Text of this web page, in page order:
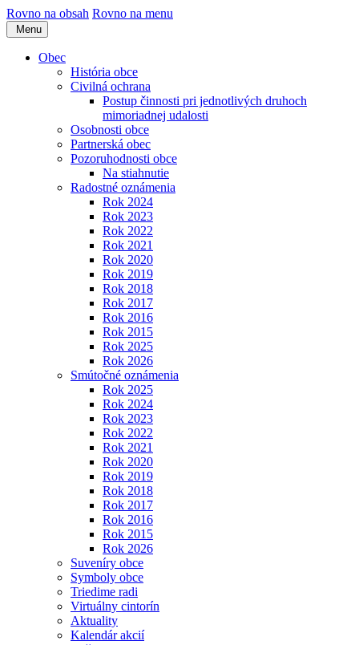
Rovno na obsah Rovno na menu
Menu
Obec
História obce
Civilná ochrana
Postup činnosti pri jednotlivých druhoch
mimoriadnej udalosti
Osobnosti obce
Partnerská obec
Pozoruhodnosti obce
Na stiahnutie
Radostné oznámenia
Rok 2024
Rok 2023
Rok 2022
Rok 2021
Rok 2020
Rok 2019
Rok 2018
Rok 2017
Rok 2016
Rok 2015
Rok 2025
Rok 2026
Smútočné oznámenia
Rok 2025
Rok 2024
Rok 2023
Rok 2022
Rok 2021
Rok 2020
Rok 2019
Rok 2018
Rok 2017
Rok 2016
Rok 2015
Rok 2026
Suveníry obce
Symboly obce
Triedime radi
Virtuálny cintorín
Aktuality
Kalendár akcií